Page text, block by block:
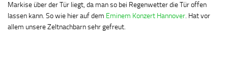
Markise über der Tür liegt, da man so bei Regenwetter die Tür offen
lassen kann. So wie hier auf dem Eminem Konzert Hannover. Hat vor
allem unsere Zeltnachbarn sehr gefreut.